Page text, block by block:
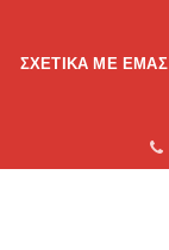
ΣΧΕΤΙΚΑ ΜΕ ΕΜΑΣ